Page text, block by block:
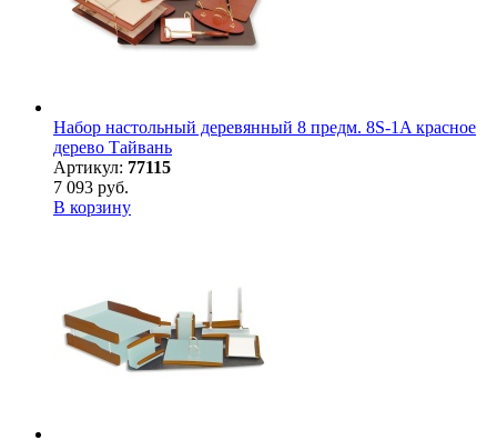
Набор настольный деревянный 8 предм. 8S-1A красное
дерево Тайвань
Артикул: 77115
7 093 руб.
В корзину